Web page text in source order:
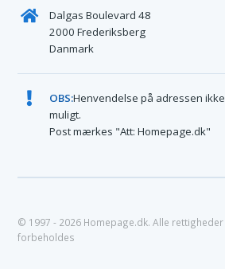
Dalgas Boulevard 48
2000 Frederiksberg
Danmark
OBS:Henvendelse på adressen ikke
muligt.
Post mærkes "Att: Homepage.dk"
© 1997 - 2026 Homepage.dk. Alle rettigheder
forbeholdes